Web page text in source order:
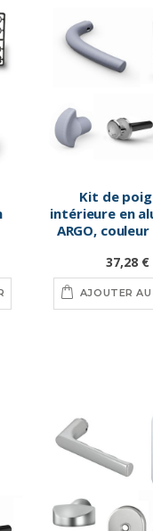
Kit de
intérieure en
ARGO,
37,28 €
AJOUTER AU